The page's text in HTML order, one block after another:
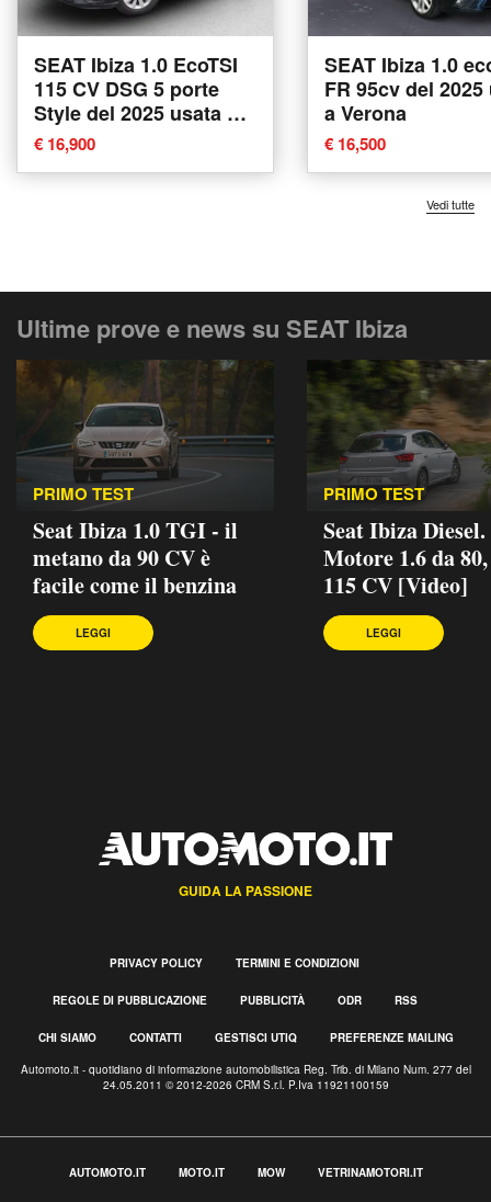
SEAT Ibiza 1.0 EcoTSI
115 CV DSG 5 porte
Style del 2025 usata a
Piove di Sacco
€ 16,900
SEAT Ibiza 1.0
FR 95cv del 2025
a Verona
€ 16,500
Vedi tutte
Ultime prove e news su SEAT Ibiza
PRIMO TEST
Seat Ibiza 1.0 TGI - il
metano da 90 CV è
facile come il benzina
LEGGI
PRIMO TEST
Seat Ibiza Diesel.
Motore 1.6 da
115 CV [Video]
LEGGI
GUIDA LA PASSIONE
PRIVACY POLICY TERMINI E CONDIZIONI
REGOLE DI PUBBLICAZIONE PUBBLICITÀ ODR RSS
CHI SIAMO CONTATTI GESTISCI UTIQ PREFERENZE MAILING
Automoto.it - quotidiano di informazione automobilistica Reg. Trib. di Milano Num. 277 del
24.05.2011 © 2012-2026 CRM S.r.l. P.Iva 11921100159
AUTOMOTO.IT MOTO.IT MOW VETRINAMOTORI.IT